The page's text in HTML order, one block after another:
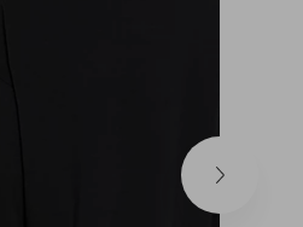
Seuraava
tuote